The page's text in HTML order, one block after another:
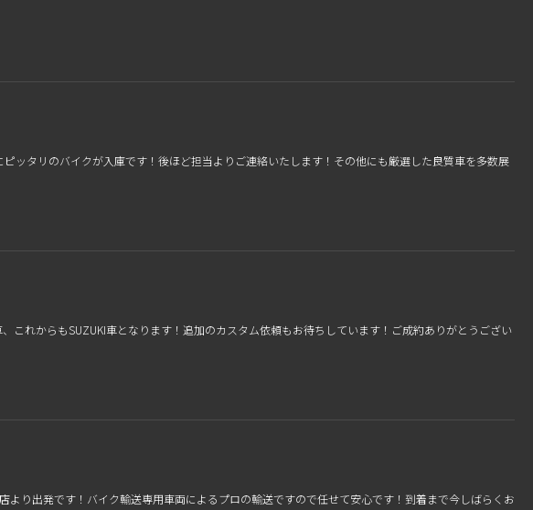
ッタリのバイクが入庫です！後ほど担当よりご連絡いたします！その他にも厳選した良質車を多数展
これからもSUZUKI車となります！追加のカスタム依頼もお待ちしています！ご成約ありがとうござい
より出発です！バイク輸送専用車両によるプロの輸送ですので任せて安心です！到着まで今しばらくお